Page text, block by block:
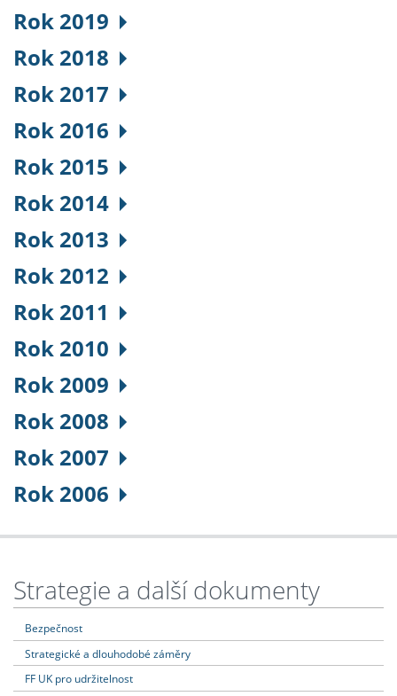
Rok 2019
Rok 2018
Rok 2017
Rok 2016
Rok 2015
Rok 2014
Rok 2013
Rok 2012
Rok 2011
Rok 2010
Rok 2009
Rok 2008
Rok 2007
Rok 2006
Strategie a další dokumenty
Bezpečnost
Strategické a dlouhodobé záměry
FF UK pro udržitelnost